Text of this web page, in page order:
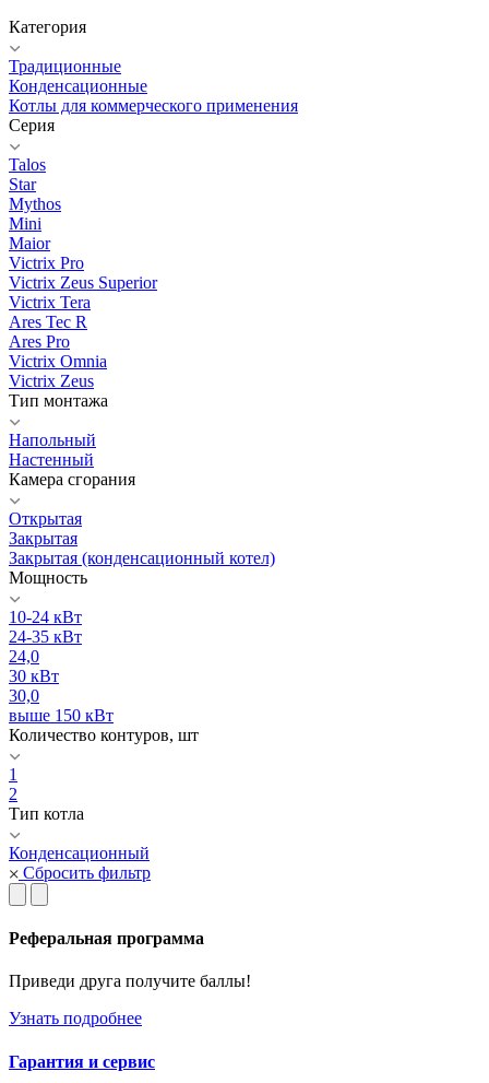
Категория
Традиционные
Конденсационные
Котлы для коммерческого применения
Серия
Talos
Star
Mythos
Mini
Maior
Victrix Pro
Victrix Zeus Superior
Victrix Tera
Ares Tec R
Ares Pro
Victrix Omnia
Victrix Zeus
Тип монтажа
Напольный
Настенный
Камера сгорания
Открытая
Закрытая
Закрытая (конденсационный котел)
Мощность
10-24 кВт
24-35 кВт
24,0
30 кВт
30,0
выше 150 кВт
Количество контуров, шт
1
2
Тип котла
Конденсационный
Сбросить фильтр
Реферальная программа
Приведи друга получите баллы!
Узнать подробнее
Гарантия и сервис